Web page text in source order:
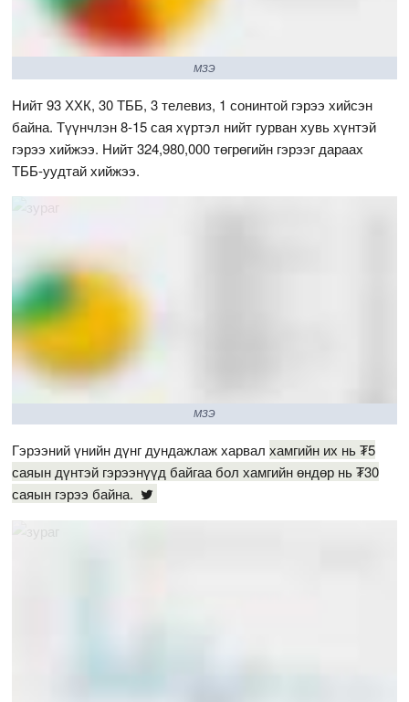
МЗЭ
Нийт 93 ХХК, 30 ТББ, 3 телевиз, 1 сонинтой гэрээ хийсэн
байна. Түүнчлэн 8-15 сая хүртэл нийт гурван хувь хүнтэй
гэрээ хийжээ. Нийт 324,980,000 төгрөгийн гэрээг дараах
ТББ-уудтай хийжээ.
МЗЭ
Гэрээний үнийн дүнг дундажлаж харвалхамгийн их нь ₮5
саяын дүнтэй гэрээнүүд байгаа бол хамгийн өндөр нь ₮30
саяын гэрээ байна.